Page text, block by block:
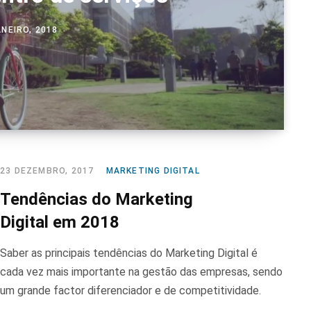
2018
MARKETING DIGITAL
23 DEZEMBRO, 2017
Tendências do Marketing
Digital em 2018
Saber as principais tendências do Marketing Digital é
cada vez mais importante na gestão das empresas, sendo
um grande factor diferenciador e de competitividade.